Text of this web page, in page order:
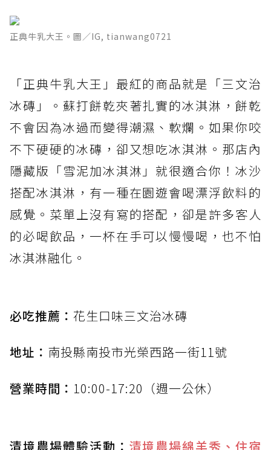
正典牛乳大王。圖／IG, tianwang0721
「正典牛乳大王」最紅的商品就是「三文治
冰磚」。蘇打餅乾夾著扎實的冰淇淋，餅乾
不會因為冰過而變得潮濕、軟爛。如果你咬
不下硬硬的冰磚，卻又想吃冰淇淋。那店內
隱藏版「雪泥加冰淇淋」就很適合你！冰沙
搭配冰淇淋，有一種在園遊會喝漂浮飲料的
感覺。菜單上沒有寫的搭配，卻是許多客人
的必喝飲品，一杯在手可以慢慢喝，也不怕
冰淇淋融化。
必吃推薦： 花生口味三文治冰磚
地址： 南投縣南投市光榮西路一街11號
營業時間： 10:00-17:20（週一公休）
清境農場體驗活動： 清境農場綿羊秀、住宿